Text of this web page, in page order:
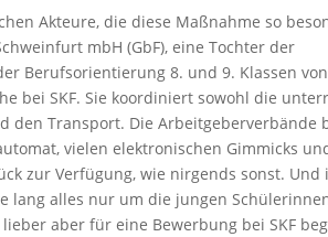
Akteure, die diese Maßnahme so
mbH (GbF), eine Tochter der
Berufsorientierung 8. und 9. Klassen
bei SKF. Sie koordiniert sowohl die
den Transport. Die Arbeitgeberverbände
vielen elektronischen Gimmicks
zur Verfügung, wie nirgends sonst. Und
lang alles nur um die jungen
aber für eine Bewerbung bei SKF